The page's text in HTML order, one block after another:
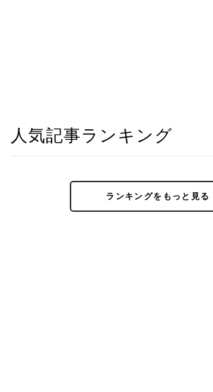
人気記事ランキング
ランキングをもっと見る